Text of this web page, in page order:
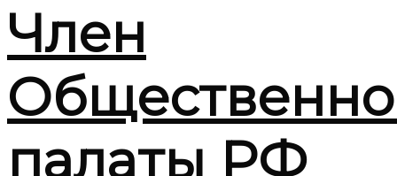
Член
палаты РФ